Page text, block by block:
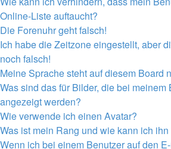
Online-Liste auftaucht?
Die Forenuhr geht falsch!
Ich habe die Zeitzone eingestellt, aber
noch falsch!
Meine Sprache steht auf diesem Board
Was sind das für Bilder, die bei meinem
angezeigt werden?
Wie verwende ich einen Avatar?
Was ist mein Rang und wie kann ich
Wenn ich bei einem Benutzer auf den